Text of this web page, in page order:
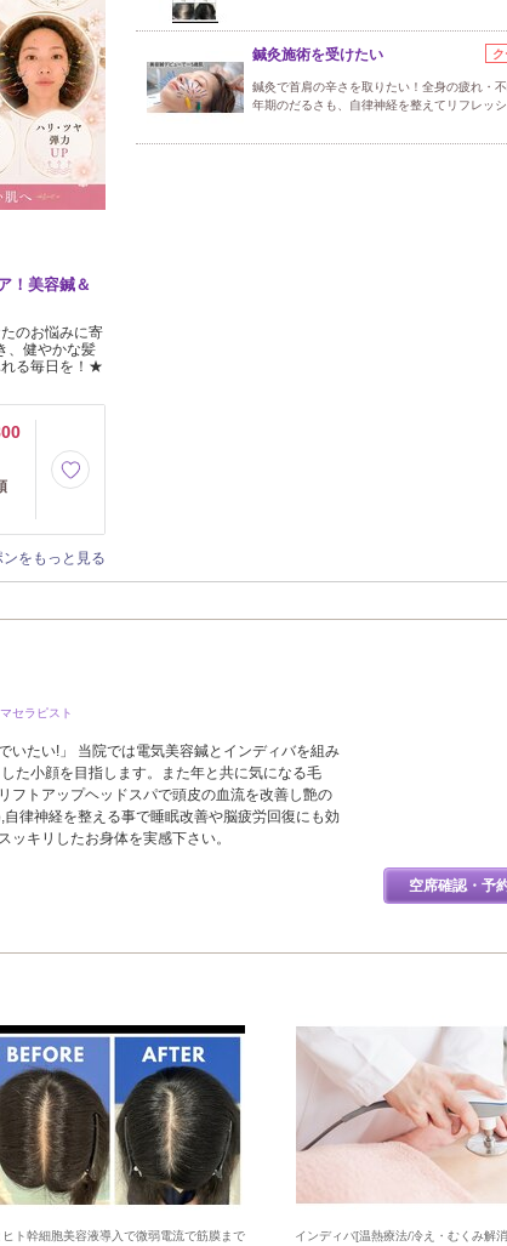
！美容鍼＆
のお悩みに寄
、健やかな髪
れる毎日を！★
をもっと見る
鍼灸施術を受けたい
鍼灸で首肩の辛さを取りたい！全身の疲れ・
年期のだるさも、自律神経を整えてリフレッ
セラピスト
いたい!」 当院では電気美容鍼とインディバを組み
た小顔を目指します。また年と共に気になる毛
フトアップヘッドスパで頭皮の血流を改善し艶の
律神経を整える事で睡眠改善や脳疲労回復にも効
キリしたお身体を実感下さい。
空席確認・予
ヒト幹細胞美容液導入で微弱電流で筋膜まで
インディバ[温熱療法/冷え・むくみ解